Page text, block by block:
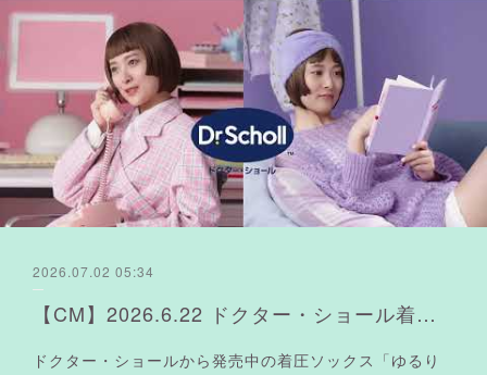
2026.07.02 05:34
【CM】2026.6.22 ドクター・ショール着圧ソックス「すらりんぱ」「ゆるりんぱ」
ドクター・ショールから発売中の着圧ソックス「ゆるり